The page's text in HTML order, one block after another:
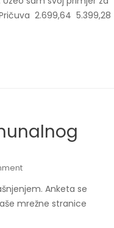
2.699,64 5.399,28
Anketa se
mrežne stranice